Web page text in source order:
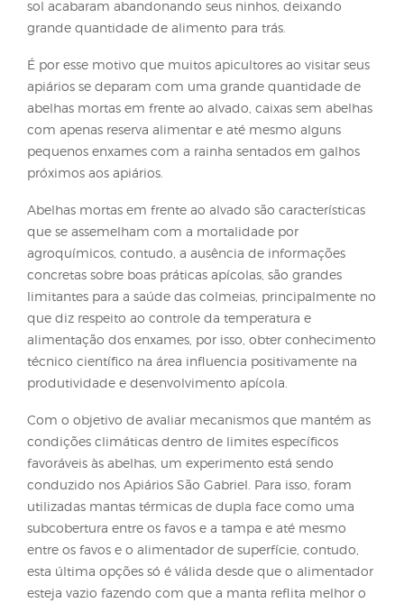
vivenciando nesse verão, trazem uma debilitação
abelhas que acabaram tendo suas crias mortas por
desidratação já na primeira onda de calor do ano.
Altas e baixas temperaturas são consideradas um
principais fatores de abandono de colmeias,
as abelhas a ir a procura de um lugar com
dentro do padrão de estabilidade. Esse fator foi
observado na segunda onda de calor que ocorreu
ano, em que grande parte das colônias que
sol acabaram abandonando seus ninhos, deixando
grande quantidade de alimento para trás.
É por esse motivo que muitos apicultores ao visitar
apiários se deparam com uma grande
abelhas mortas em frente ao alvado, caixas sem
pequenos enxames com a rainha sentados em
próximos aos apiários.
Abelhas mortas em frente ao alvado são
que se assemelham com a mortalidade por
agroquímicos, contudo, a ausência de
concretas sobre boas práticas apícolas, são grandes
limitantes para a saúde das colmeias,